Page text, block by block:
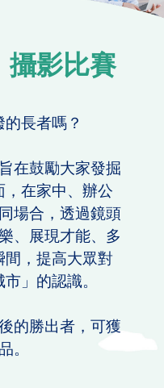
攝影比賽
長者嗎？
在鼓勵大家發掘
，在家中、辦公
場合，透過鏡頭
、展現才能、多
間，提高大眾對
」的認識。
的勝出者，可獲
。